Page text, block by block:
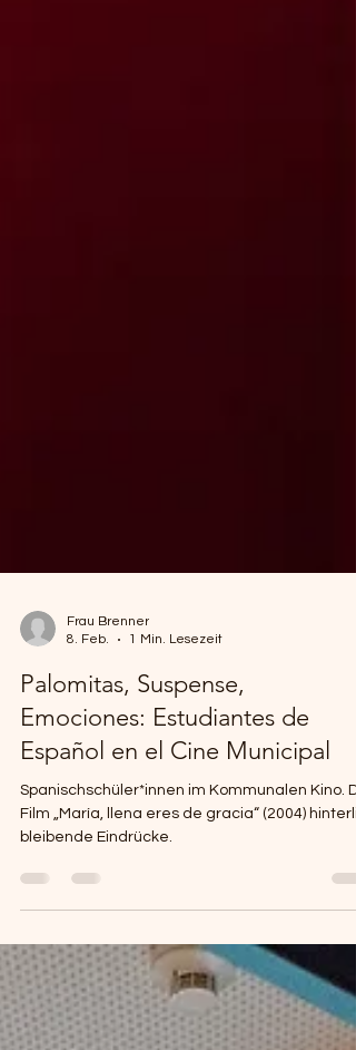
8. Feb.
1 Min. Lesezeit
Palomitas, Suspense,
Emociones: Estudiantes de
Español en el Cine Municipal
Spanischschüler*innen im Kommunalen Kino.
bleibende Eindrücke.